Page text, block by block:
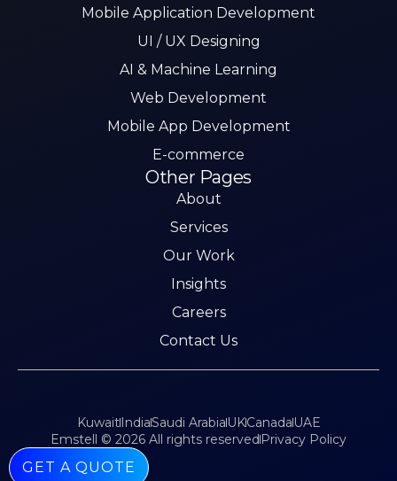
Mobile Application Development
UI / UX Designing
AI & Machine Learning
Web Development
Mobile App Development
E-commerce
Other Pages
About
Services
Our Work
Insights
Careers
Contact Us
Emstell © 2026 All rights reserved Privacy Policy
KuwaitIndiaSaudi ArabiaUKCanadaUAE
GET A QUOTE